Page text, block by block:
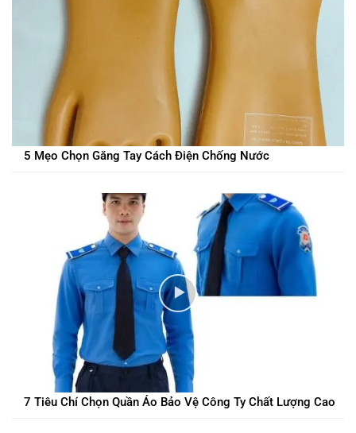
5 Mẹo Chọn Găng Tay Cách Điện Chống Nước
7 Tiêu Chí Chọn Quần Áo Bảo Vệ Công Ty Chất Lượng Cao